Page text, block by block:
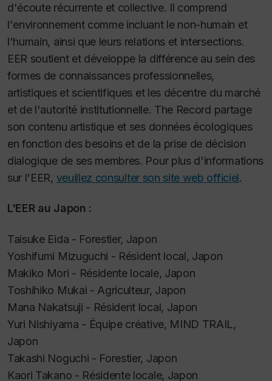
d'écoute récurrente et collective. Il comprend
l'environnement comme incluant le non-humain et
l'humain, ainsi que leurs relations et intersections.
EER soutient et développe la différence au sein des
formes de connaissances professionnelles,
artistiques et scientifiques et les décentre du marché
et de l'autorité institutionnelle. The Record partage
son contenu artistique et ses données écologiques
en fonction des besoins et de la prise de décision
dialogique de ses membres. Pour plus d'informations
sur l'EER, veuillez consulter son site web officiel.
L'EER au Japon :
Taisuke Eida - Forestier, Japon
Yoshifumi Mizuguchi - Résident local, Japon
Makiko Mori - Résidente locale, Japon
Toshihiko Mukai - Agriculteur, Japon
Mana Nakatsuji - Résident local, Japon
Yuri Nishiyama - Équipe créative, MIND TRAIL,
Japon
Takashi Noguchi - Forestier, Japon
Kaori Takano - Résidente locale, Japon